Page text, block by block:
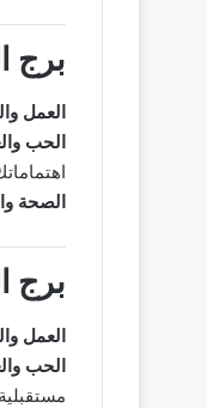
برج الثور
العمل
الحب
الصحة
برج
العمل
الحب